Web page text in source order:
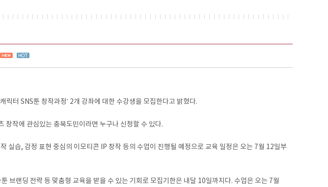
릭터 SNS툰 창작과정’ 2개 강좌에 대한 수강생을 모집한다고 밝혔다.
창작에 관심있는 충북도민이라면 누구나 신청할 수 있다.
실습, 감정 표현 중심의 이모티콘 IP 창작 등의 수업이 진행될 예정으로 교육 일정은 오는 7월 12일부
브랜딩 전략 등 맞춤형 교육을 받을 수 있는 기회로 모집기한은 내달 10일까지다. 수업은 오는 7월